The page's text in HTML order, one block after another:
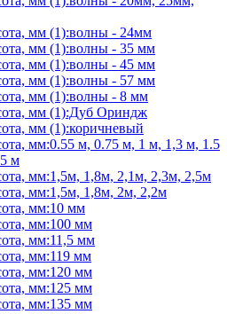
мм (1):волны - 24мм
мм (1):волны - 35 мм
мм (1):волны - 45 мм
мм (1):волны - 57 мм
мм (1):волны - 8 мм
мм (1):Дуб Ориндж
мм (1):коричневый
мм:0.55 м, 0.75 м, 1 м, 1,3 м, 1.5
м
мм:1,5м, 1,8м, 2,1м, 2,3м, 2,5м
мм:1,5м, 1,8м, 2м, 2,2м
мм:10 мм
мм:100 мм
мм:11,5 мм
мм:119 мм
мм:120 мм
мм:125 мм
мм:135 мм